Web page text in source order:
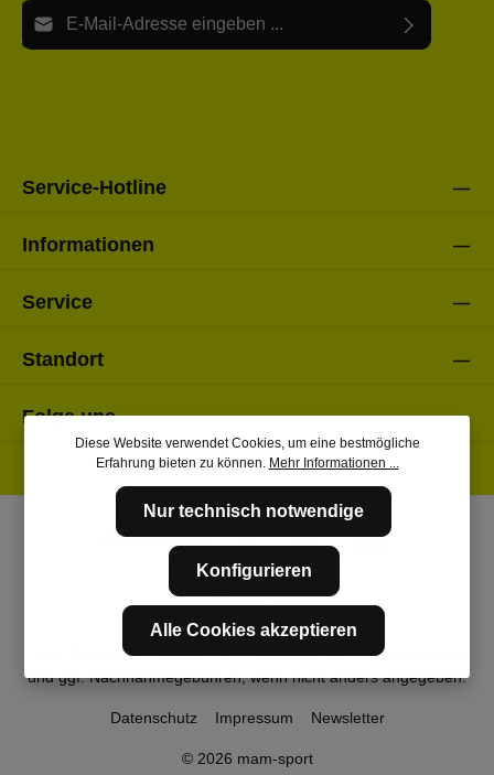
E-Mail-Adresse*
Service-Hotline
Informationen
Service
Standort
Folge uns
* Alle Preise inkl. gesetzl. Mehrwertsteuer zzgl.Versandkosten
und ggf. Nachnahmegebühren, wenn nicht anders angegeben.
© 2026 mam-sport
Datenschutz Impressum Newsletter
Diese Website verwendet Cookies, um eine bestmögliche
Erfahrung bieten zu können. Mehr Informationen ...
Nur technisch notwendige
Konfigurieren
Alle Cookies akzeptieren